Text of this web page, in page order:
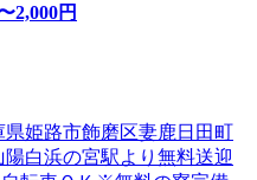
2,000円
姫路市飾磨区妻鹿日田町
白浜の宮駅より無料送迎